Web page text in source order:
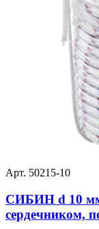
Арт. 50215-10
СИБИН d 10
сердечником,